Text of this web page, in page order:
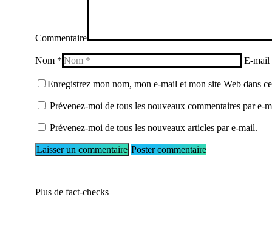
Commentaire
Nom * E-
Enregistrez mon nom, mon e-mail et mon site Web dans
Prévenez-moi de tous les nouveaux commentaires par e-
Prévenez-moi de tous les nouveaux articles par e-mail.
Poster commentaire
Plus de fact-checks